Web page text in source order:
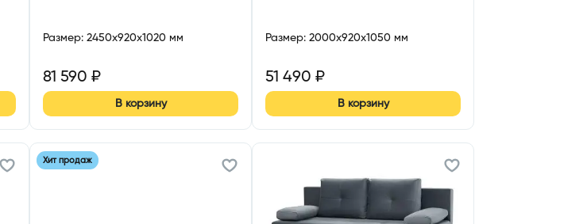
Размер: 2450x920x1020 мм
81 590 ₽
В корзину
Размер: 2000x920x1050 мм
51 490 ₽
В корзину
Хит продаж